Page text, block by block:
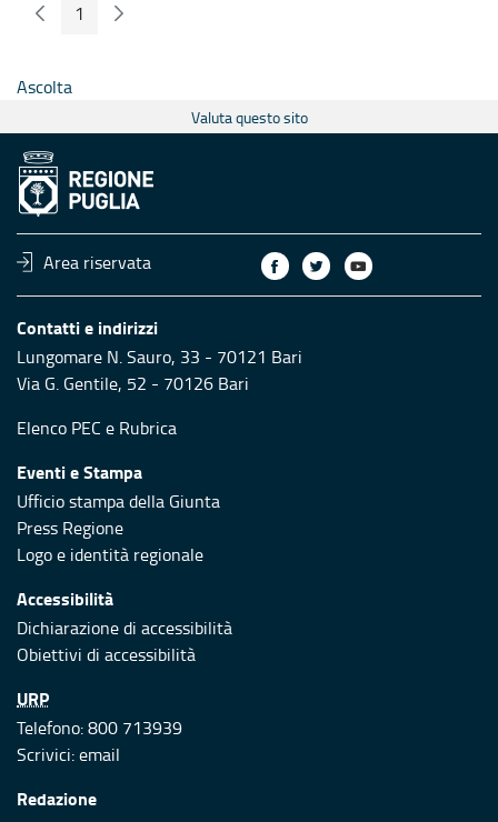
Pagina Precedente
Pagina
1 Pagina Seguente
Ascolta
Valuta questo sito
Area riservata
Contatti e indirizzi
Lungomare N. Sauro, 33 - 70121 Bari
Via G. Gentile, 52 - 70126 Bari
Elenco PEC e Rubrica
Eventi e Stampa
Ufficio stampa della Giunta
Press Regione
Logo e identità regionale
Accessibilità
Dichiarazione di accessibilità
Obiettivi di accessibilità
URP
Telefono: 800 713939
Scrivici:email
Redazione